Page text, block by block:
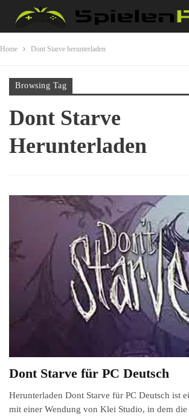
Home Dont Starve herunterladen
Browsing Tag
Dont Starve
Herunterladen
Dont Starve für PC Deutsch
Herunterladen Dont Starve für PC Deutsch ist
mit einer Wendung von Klei Studio, in dem